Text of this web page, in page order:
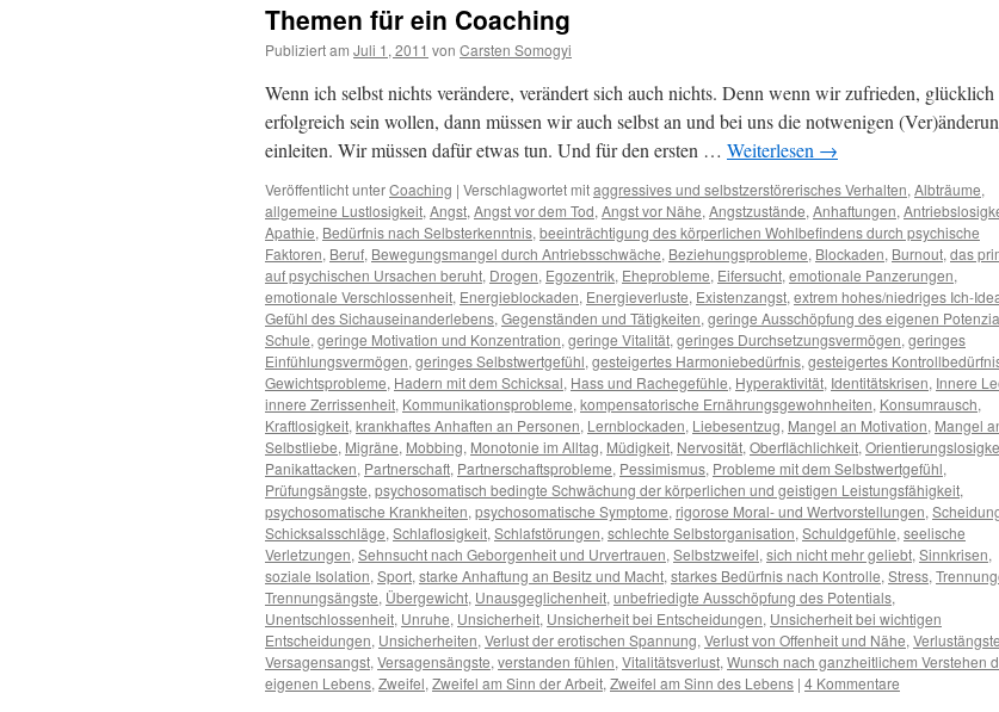
Themen für ein Coaching
Publiziert am Juli 1, 2011 von Carsten Somogyi
Wenn ich selbst nichts verändere, verändert sich auch nichts. Denn wenn wir zufrieden, glücklich
erfolgreich sein wollen, dann müssen wir auch selbst an und bei uns die notwenigen
einleiten. Wir müssen dafür etwas tun. Und für den ersten … Weiterlesen →
Veröffentlicht unterCoaching | Verschlagwortet mitaggressives und selbstzerstörerisches Verhalten, Albträume,
allgemeine Lustlosigkeit, Angst, Angst vor dem Tod, Angst vor Nähe, Angstzustände, Anhaftungen,
Apathie, Bedürfnis nach Selbsterkenntnis, beeinträchtigung des körperlichen Wohlbefindens durch psychische
Faktoren, Beruf, Bewegungsmangel durch Antriebsschwäche, Beziehungsprobleme, Blockaden, Burnout, das
auf psychischen Ursachen beruht, Drogen, Egozentrik, Eheprobleme, Eifersucht, emotionale Panzerungen,
emotionale Verschlossenheit, Energieblockaden, Energieverluste, Existenzangst, extrem hohes/niedriges Ich-
Gefühl des Sichauseinanderlebens, Gegenständen und Tätigkeiten, geringe Ausschöpfung des eigenen
Schule, geringe Motivation und Konzentration, geringe Vitalität, geringes Durchsetzungsvermögen, geringes
Einfühlungsvermögen, geringes Selbstwertgefühl, gesteigertes Harmoniebedürfnis, gesteigertes
Gewichtsprobleme, Hadern mit dem Schicksal, Hass und Rachegefühle, Hyperaktivität, Identitätskrisen, Innere
innere Zerrissenheit, Kommunikationsprobleme, kompensatorische Ernährungsgewohnheiten, Konsumrausch,
Kraftlosigkeit, krankhaftes Anhaften an Personen, Lernblockaden, Liebesentzug, Mangel an Motivation, Mangel
Selbstliebe, Migräne, Mobbing, Monotonie im Alltag, Müdigkeit, Nervosität, Oberflächlichkeit,
Panikattacken, Partnerschaft, Partnerschaftsprobleme, Pessimismus, Probleme mit dem Selbstwertgefühl,
Prüfungsängste, psychosomatisch bedingte Schwächung der körperlichen und geistigen Leistungsfähigkeit,
psychosomatische Krankheiten, psychosomatische Symptome, rigorose Moral- und Wertvorstellungen,
Schicksalsschläge, Schlaflosigkeit, Schlafstörungen, schlechte Selbstorganisation, Schuldgefühle, seelische
Verletzungen, Sehnsucht nach Geborgenheit und Urvertrauen, Selbstzweifel, sich nicht mehr geliebt, Sinnkrisen,
soziale Isolation, Sport, starke Anhaftung an Besitz und Macht, starkes Bedürfnis nach Kontrolle, Stress,
Trennungsängste, Übergewicht, Unausgeglichenheit, unbefriedigte Ausschöpfung des Potentials,
Unentschlossenheit, Unruhe, Unsicherheit, Unsicherheit bei Entscheidungen, Unsicherheit bei wichtigen
Entscheidungen, Unsicherheiten, Verlust der erotischen Spannung, Verlust von Offenheit und Nähe, Verlustängste
Versagensangst, Versagensängste, verstanden fühlen, Vitalitätsverlust, Wunsch nach ganzheitlichem Verstehen
eigenen Lebens, Zweifel, Zweifel am Sinn der Arbeit, Zweifel am Sinn des Lebens | 4 Kommentare